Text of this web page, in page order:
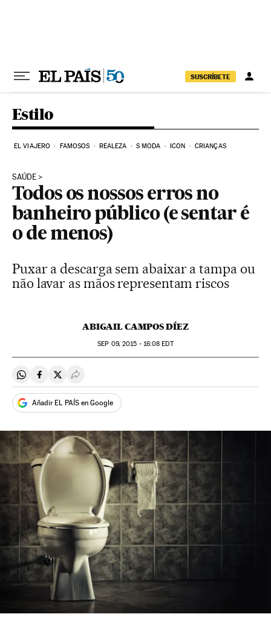
SUSCRÍBETE
Estilo
EL VIAJERO FAMOSOS REALEZA S MODA ICON CRIANÇAS
SAÚDE
Todos os nossos erros no
banheiro público (e sentar é
o de menos)
Puxar a descarga sem abaixar a tampa ou
não lavar as mãos representam riscos
ABIGAIL CAMPOS DÍEZ
SEP 09, 2015 - 16:08 EDT
Compartir en Whatsapp
Compartir en Facebook
Compartir en Twitter
Desplegar Redes Sociales
Añadir EL PAÍS en Google